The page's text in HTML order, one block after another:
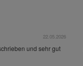
22.05.2026
und sehr gut